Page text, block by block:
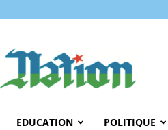
NATION
EDUCATION POLITIQUE